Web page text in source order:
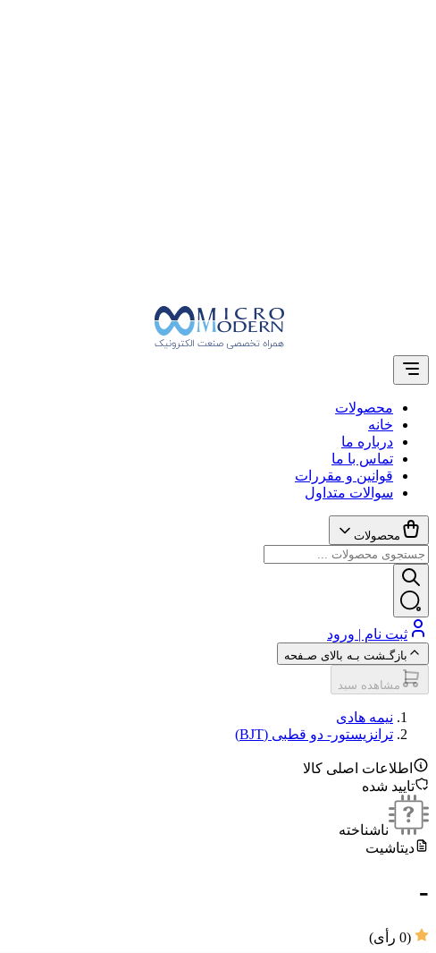
محصولات
خانه
درباره ما
تماس با ما
قوانین و مقررات
سوالات متداول
محصولات
ثبت نام | ورود
بازگـشت بـه بالای صـفحه
مشاهده سبد
نیمه هادی
ترانزیستور- دو قطبی (BJT)
اطلاعات اصلی کالا
تایید شده
ناشناخته
دیتاشیت
-
(
0 رأی)